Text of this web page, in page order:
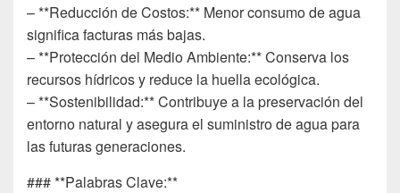
– **Reducción de Costos:** Menor consumo de agua
significa facturas más bajas.
– **Protección del Medio Ambiente:** Conserva los
recursos hídricos y reduce la huella ecológica.
– **Sostenibilidad:** Contribuye a la preservación del
entorno natural y asegura el suministro de agua para
las futuras generaciones.
### **Palabras Clave:**